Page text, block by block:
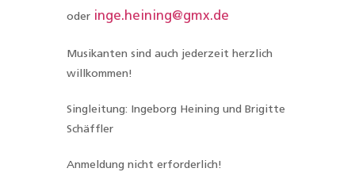
oder inge.heining@gmx.de
Musikanten sind auch jederzeit herzlich
willkommen!
Singleitung: Ingeborg Heining und Brigitte
Schäffler
Anmeldung nicht erforderlich!